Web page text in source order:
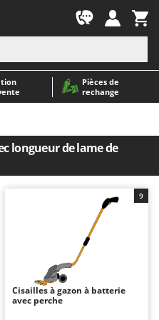
Pièces de
rechange
tondeuses autoportés
pour gazon
de terre pour tracteur
roues
tracteurs
longueur de lame de
Cisailles à gazon à batterie
avec perche
9